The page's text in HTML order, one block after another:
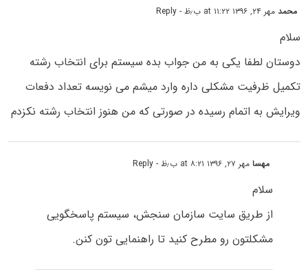
محمدمهر ۲۴, ۱۳۹۶ at ۱۱:۲۲ ب٫ظ - Reply
سلام
دوستان لطفا یکی به من جواب بده سیستم برای انتخاب رشته
تکمیل ظرفیت مشکلی داره وارد میشم می نویسه تعداد دفعات
ویرایش به اتمام رسیده در صورتی که من هنوز انتخاب رشته نکزدم
مهسامهر ۲۷, ۱۳۹۶ at ۸:۲۱ ب٫ظ - Reply
سلام
از طریق سایت سازمان سنجش، سیستم پاسخگویی
مشکلتون رو مطرح کنید تا راهنمایی تون کنن.